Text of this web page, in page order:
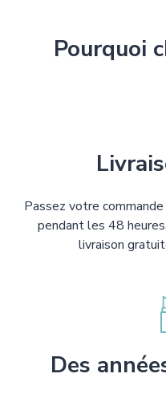
Pourquoi
Passez votre
pendant les 48
livraison
Des